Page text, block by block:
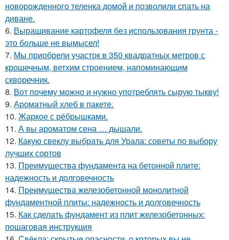
новорожденного теленка домой и позволили спать на
диване.
6. Выращивание картофеля без использования грунта -
это больше не вымысел!
7. Мы приобрели участок в 350 квадратных метров с
крошечным, ветхим строением, напоминающим
скворечник.
8. Вот почему можно и нужно употреблять сырую тыкву!
9. Ароматный хлеб в пакете.
10. Жаркое с рёбрышками.
11. А вы ароматом сена … дышали.
12. Какую свеклу выбрать для Урала: советы по выбору
лучших сортов
13. Преимущества фундамента на бетонной плите:
надежность и долговечность
14. Преимущества железобетонной монолитной
фундаментной плиты: надежность и долговечность
15. Как сделать фундамент из плит железобетонных:
пошаговая инструкция